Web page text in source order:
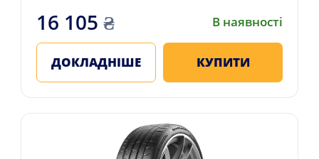
16 105 ₴ В наявності
ДОКЛАДНІШЕ КУПИТИ